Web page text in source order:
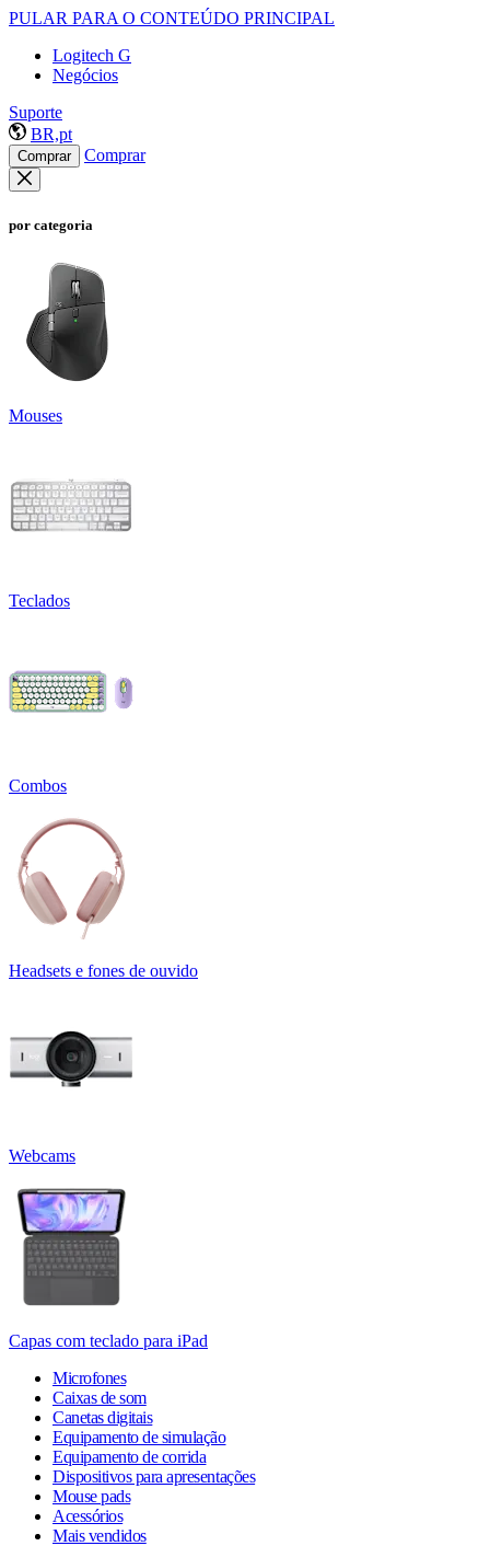
PULAR PARA O CONTEÚDO PRINCIPAL
Logitech G
Negócios
Suporte
BR,pt
Comprar Comprar
por categoria
Mouses
Teclados
Combos
Headsets e fones de ouvido
Webcams
Capas com teclado para iPad
Microfones
Caixas de som
Canetas digitais
Equipamento de simulação
Equipamento de corrida
Dispositivos para apresentações
Mouse pads
Acessórios
Mais vendidos